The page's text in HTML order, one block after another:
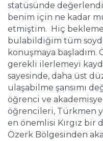
statüsünde
benim için ne kadar
etmiştim. Hiç
bulabildiğim tüm
konuşmaya
gerekli ilerlemeyi
sayesinde, daha üst
ulaşabilme şansımı
öğrenci ve
öğrencileri, Türkmen
en önemlisi Kırgız bir
Özerk Bölgesinden